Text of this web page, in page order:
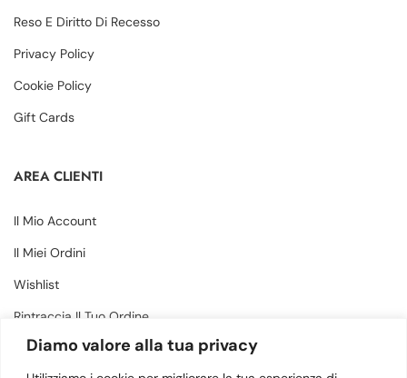
Diamo valore alla tua privacy
Reso E Diritto Di Recesso
Privacy Policy
Cookie Policy
Gift Cards
AREA CLIENTI
Il Mio Account
Il Miei Ordini
Wishlist
Rintraccia Il Tuo Ordine